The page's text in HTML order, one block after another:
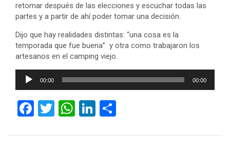
retomar después de las elecciones y escuchar todas las
partes y a partir de ahí poder tomar una decisión.
Dijo que hay realidades distintas: “una cosa es la
temporada que fue buena” y otra como trabajaron los
artesanos en el camping viejo.
Reproductor
00:00 00:00
F
ce
T
tt
W
at
Li
ke m